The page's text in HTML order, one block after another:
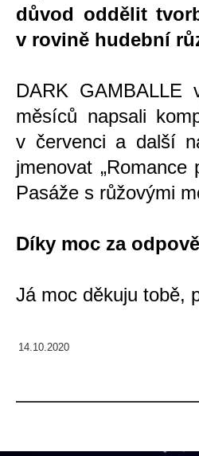
důvod oddělit
v rovině hudební
DARK GAMBALLE
měsíců napsali
v červenci a další
jmenovat
Pasáže s růžovými
Díky moc za
Já moc děkuju tobě,
14.10.2020